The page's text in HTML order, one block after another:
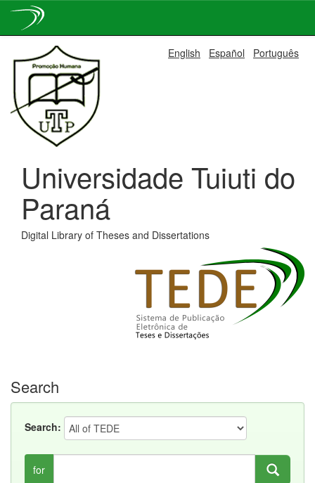
navigation
English Español Português
Universidade Tuiuti do
Paraná
Digital Library of Theses and Dissertations
Search
Search:
for